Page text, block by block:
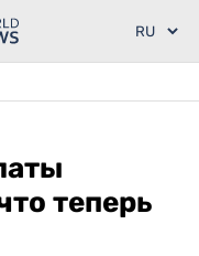
теперь